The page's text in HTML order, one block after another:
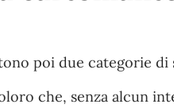
poi due categorie di
che, senza alcun